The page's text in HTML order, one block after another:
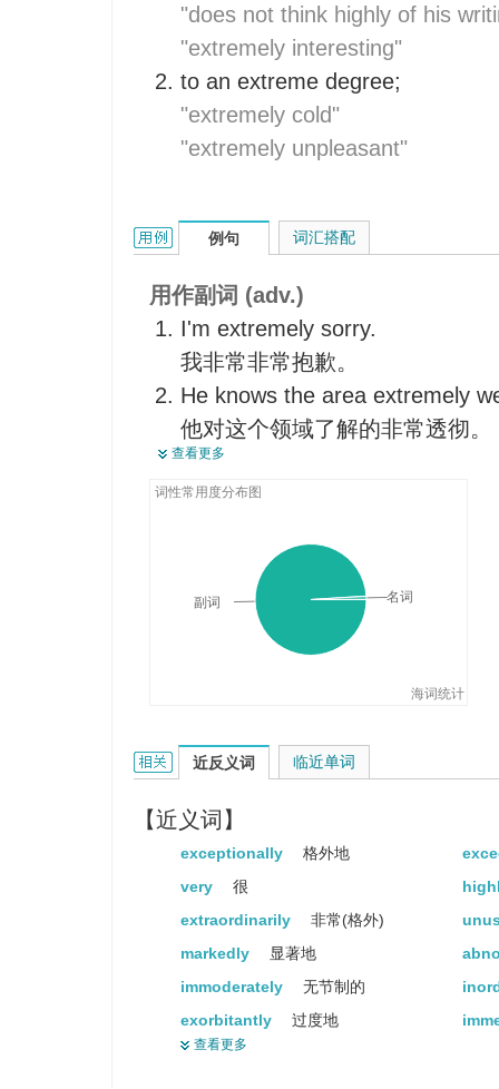
"does not think highly of his
"extremely interesting"
to an extreme degree;
"extremely cold"
"extremely unpleasant"
extremely的用法和样例：
例句
用作副词 (adv.)
I'm extremely sorry.
我非常非常抱歉。
He knows the area extremely
他对这个领域了解的非常透彻。
He is an extremely frank
他是个极其老实的人。
不得不离开你，这使我极感痛苦
This task is extremely difficult.
这项任务极其困难。
查看更多
词性常用度分布图
海词统计
副词 名词
词汇搭配
extremely的相关资料：
近反义词
【近义词】
exceptionally 格外地
very
很
extraordinarily
非常(格外)
markedly
显著地
immoderately
无节制的
exorbitantly
过度地
excessively
查看更多
临近单词